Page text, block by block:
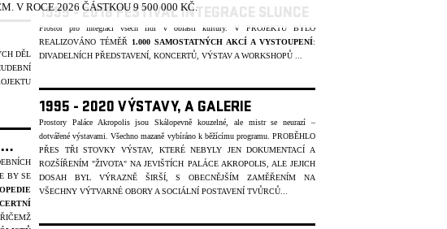
DĚL
1995 - 2018 FESTIVAL INTEGRACE SLUNCE
Prostor pro integraci všech lidí v oblasti kultury.
V PROJEKTU BYLO
REALIZOVÁNO TÉMĚŘ 1.000 SAMOSTATNÝCH AKCÍ A VYSTOUPENÍ:
DIVADELNÍCH PŘEDSTAVENÍ, KONCERTŮ, VÝSTAV A WORKSHOPŮ ...
…
BY SE
1995 - 2020 VÝSTAVY, A GALERIE
Prostory Paláce Akropolis jsou Skálopevně kouzelné, ale mistr se neurazí –
dotvářené výstavami. Všechno mazaně vybíráno k běžícímu programu. PROBĚHLO
PŘES TŘI STOVKY VÝSTAV, KTERÉ NEBYLY JEN DOKUMENTACÍ A
ROZŠÍŘENÍM "ŽIVOTA" NA JEVIŠTÍCH PALÁCE AKROPOLIS, ALE JEJICH
DOSAH BYL VÝRAZNĚ ŠIRŠÍ, S OBECNĚJŠÍM ZAMĚŘENÍM NA
VŠECHNY VÝTVARNÉ OBORY A SOCIÁLNÍ POSTAVENÍ TVŮRCŮ
V ROCE 2026 ČÁSTKOU 9 500 000 KČ.